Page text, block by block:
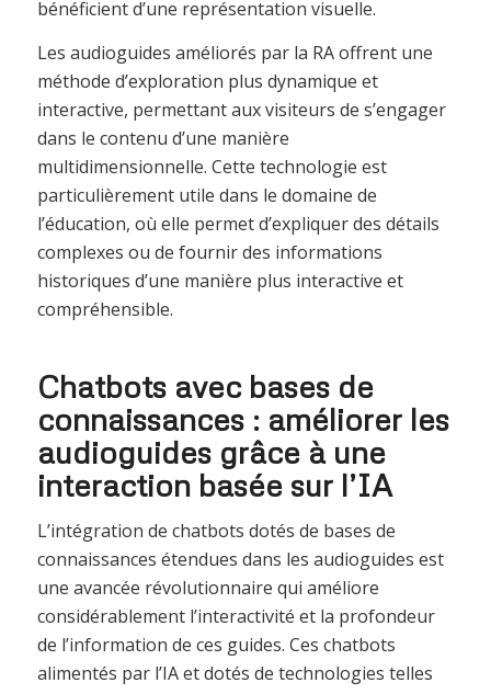
bénéficient d’une représentation visuelle.
Les audioguides améliorés par la RA offrent une
méthode d’exploration plus dynamique et
interactive, permettant aux visiteurs de s’engager
dans le contenu d’une manière
multidimensionnelle. Cette technologie est
particulièrement utile dans le domaine de
l’éducation, où elle permet d’expliquer des détails
complexes ou de fournir des informations
historiques d’une manière plus interactive et
compréhensible.
Chatbots avec bases de
connaissances : améliorer les
audioguides grâce à une
interaction basée sur l’IA
L’intégration de chatbots dotés de bases de
connaissances étendues dans les audioguides est
une avancée révolutionnaire qui améliore
considérablement l’interactivité et la profondeur
de l’information de ces guides. Ces chatbots
alimentés par l’IA et dotés de technologies telles